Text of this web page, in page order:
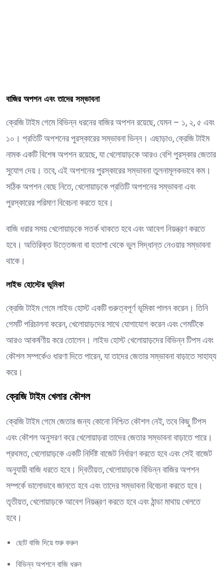
বাজির অপশন এবং তাদের সম্ভাবনা
ক্রেজি টাইম গেমে বিভিন্ন ধরনের বাজির অপশন রয়েছে, যেমন – ১, ২, ৫ এবং
১০। প্রতিটি অপশনের পুরস্কারের সম্ভাবনা ভিন্ন। এছাড়াও, ক্রেজি টাইম
নামক একটি বিশেষ অপশন রয়েছে, যা খেলোয়াড়কে আরও বেশি পুরস্কার জেতার
সুযোগ দেয়। তবে, এই অপশনের পুরস্কারের সম্ভাবনা তুলনামূলকভাবে কম।
সঠিক অপশন বেছে নিতে, খেলোয়াড়কে প্রতিটি অপশনের সম্ভাবনা এবং
পুরস্কারের পরিমাণ বিবেচনা করতে হবে।
বাজি ধরার সময় খেলোয়াড়কে সতর্ক থাকতে হবে এবং আবেগ নিয়ন্ত্রণ করতে
হবে। অতিরিক্ত উত্তেজনা বা হতাশা থেকে ভুল সিদ্ধান্ত নেওয়ার সম্ভাবনা
থাকে।
লাইভ হোস্টের ভূমিকা
ক্রেজি টাইম গেমে লাইভ হোস্ট একটি গুরুত্বপূর্ণ ভূমিকা পালন করেন। তিনি
গেমটি পরিচালনা করেন, খেলোয়াড়দের সাথে যোগাযোগ করেন এবং গেমটিকে
আরও আকর্ষণীয় করে তোলেন। লাইভ হোস্ট খেলোয়াড়দের বিভিন্ন টিপস এবং
কৌশল সম্পর্কেও ধারণা দিতে পারেন, যা তাদের জেতার সম্ভাবনা বাড়াতে সাহায্য
করে।
ক্রেজি টাইম খেলার কৌশল
ক্রেজি টাইম গেমে জেতার জন্য কোনো নিশ্চিত কৌশল নেই, তবে কিছু টিপস
এবং কৌশল অনুসরণ করে খেলোয়াড়রা তাদের জেতার সম্ভাবনা বাড়াতে পারে।
প্রথমত, খেলোয়াড়কে একটি নির্দিষ্ট বাজেট নির্ধারণ করতে হবে এবং সেই বাজেট
অনুযায়ী বাজি ধরতে হবে। দ্বিতীয়ত, খেলোয়াড়কে বিভিন্ন বাজির অপশন
সম্পর্কে ভালোভাবে জানতে হবে এবং তাদের সম্ভাবনা বিবেচনা করতে হবে।
তৃতীয়ত, খেলোয়াড়কে আবেগ নিয়ন্ত্রণ করতে হবে এবং ঠান্ডা মাথায় খেলতে
হবে।
ছোট বাজি দিয়ে শুরু করুন
বিভিন্ন অপশনে বাজি ধরুন